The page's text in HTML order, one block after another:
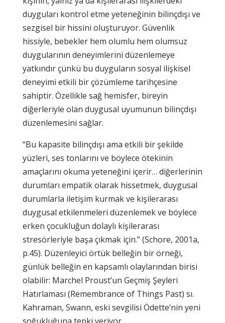
duyguları kontrol etme yeteneğinin bilinçdışı ve
sezgisel bir hissini oluşturuyor. Güvenlik
hissiyle, bebekler hem olumlu hem olumsuz
duygularının deneyimlerini düzenlemeye
yatkındır çünkü bu duyguların sosyal ilişkisel
deneyimi etkili bir çözümleme tarihçesine
sahiptir. Özellikle sağ hemisfer, bireyin
diğerleriyle olan duygusal uyumunun bilinçdışı
düzenlemesini sağlar.
“Bu kapasite bilinçdışı ama etkili bir şekilde
yüzleri, ses tonlarını ve böylece ötekinin
amaçlarını okuma yeteneğini içerir… diğerlerinin
durumları empatik olarak hissetmek, duygusal
durumlarla iletişim kurmak ve kişilerarası
duygusal etkilenmeleri düzenlemek ve böylece
erken çocukluğun dolaylı kişilerarası
stresörleriyle başa çıkmak için.” (Schore, 2001a,
p.45). Düzenleyici örtük belleğin bir örneği,
günlük belleğin en kapsamlı olaylarından birisi
olabilir: Marchel Proust’un Geçmiş Şeyleri
Hatırlaması (Remembrance of Things Past) sı.
Kahraman, Swann, eski sevgilisi Ödette’nin yeni
soğukluğuna tepki veriyor.